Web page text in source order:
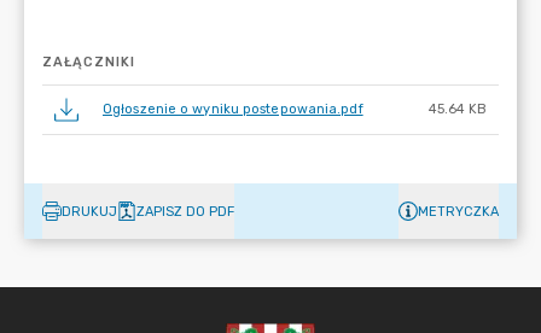
ZAŁĄCZNIKI
Ogłoszenie o wyniku postepowania.pdf 45.64 KB
DRUKUJ ZAPISZ DO PDF METRYCZKA